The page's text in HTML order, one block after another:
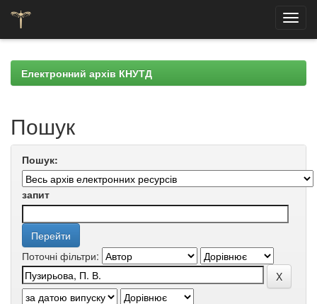
navigationЕлектронний архів КНУТД
Пошук
Пошук:
запит
Поточні фільтри: